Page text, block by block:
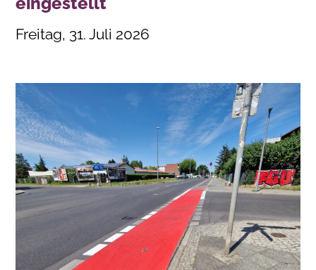
Freitag, 31. Juli 2026